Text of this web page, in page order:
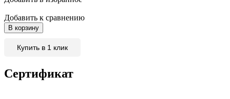
Добавить к сравнению
В корзину
Купить в 1 клик
Сертификат